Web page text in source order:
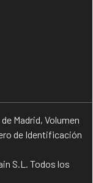
Madrid, Volumen
de Identificación
S.L. Todos los